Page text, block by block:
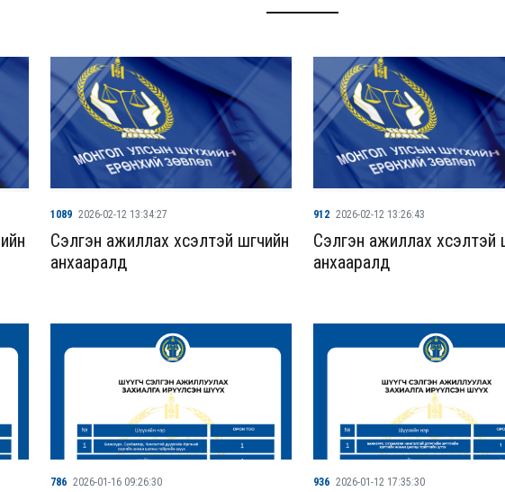
1089 2026-02-12 13:34:27
Сэлгэн ажиллах хүсэлтэй шүүгчийн
анхааралд
912 2026-02-12 13:26:43
Сэлгэн ажиллах хүсэлтэй
анхааралд
786 2026-01-16 09:26:30 936 2026-01-12 17:35:30